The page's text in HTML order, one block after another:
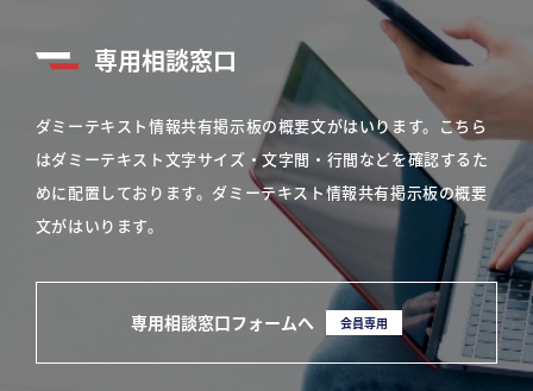
専用相談窓口
ダミーテキスト情報共有掲示板の概要文がはいります。こちら
はダミーテキスト文字サイズ・文字間・行間などを確認するた
めに配置しております。ダミーテキスト情報共有掲示板の概要
文がはいります。
専用相談窓口フォームへ 会員専用